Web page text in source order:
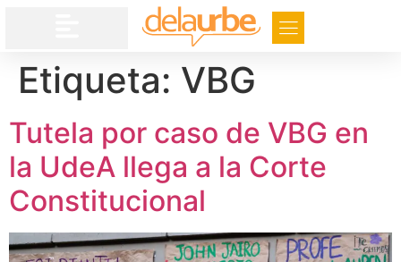
Etiqueta: VBG
Tutela por caso de VBG en
la UdeA llega a la Corte
Constitucional